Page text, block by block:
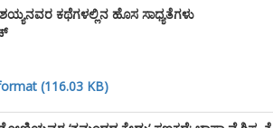
ಕಥೆಗಳಲ್ಲಿನ ಹೊಸ ಸಾಧ್ಯತೆಗಳು
(116.03 KB)